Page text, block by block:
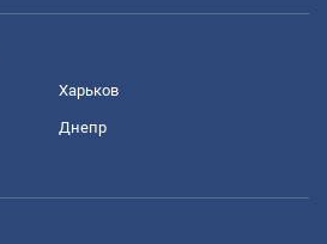
Харьков
Днепр